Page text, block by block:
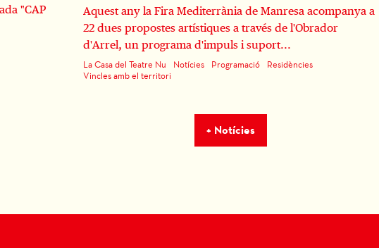
"CAP
Aquest any la Fira Mediterrània de Manresa acompanya a
22 dues propostes artístiques a través de l'Obrador
d'Arrel, un programa d'impuls i suport...
La Casa del Teatre Nu Notícies Programació
Residències
Vincles amb el territori
+ Notícies